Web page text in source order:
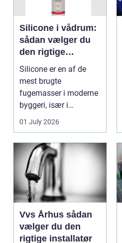
Silicone i vådrum:
sådan vælger du
den rigtige
fugemasse
Silicone er en af de
mest brugte
fugemasser i moderne
byggeri, især i
badeværelser,
køkkener og andr...
01 July 2026
Vvs Århus sådan
vælger du den
rigtige installatør